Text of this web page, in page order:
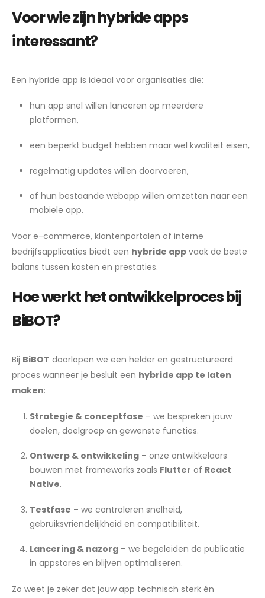
Voor wie zijn hybride apps
interessant?
Een hybride app is ideaal voor organisaties die:
hun app snel willen lanceren op meerdere
platformen,
een beperkt budget hebben maar wel kwaliteit eisen,
regelmatig updates willen doorvoeren,
of hun bestaande webapp willen omzetten naar een
mobiele app.
Voor e-commerce, klantenportalen of interne
bedrijfsapplicaties biedt een hybride app vaak de beste
balans tussen kosten en prestaties.
Hoe werkt het ontwikkelproces bij
BiBOT?
Bij BiBOT doorlopen we een helder en gestructureerd
proces wanneer je besluit een hybride app te laten
maken:
Strategie & conceptfase – we bespreken jouw
doelen, doelgroep en gewenste functies.
Ontwerp & ontwikkeling– onze ontwikkelaars
bouwen met frameworks zoals Flutter of React
Native.
Testfase – we controleren snelheid,
gebruiksvriendelijkheid en compatibiliteit.
Lancering & nazorg– we begeleiden de publicatie
in appstores en blijven optimaliseren.
Zo weet je zeker dat jouw app technisch sterk én